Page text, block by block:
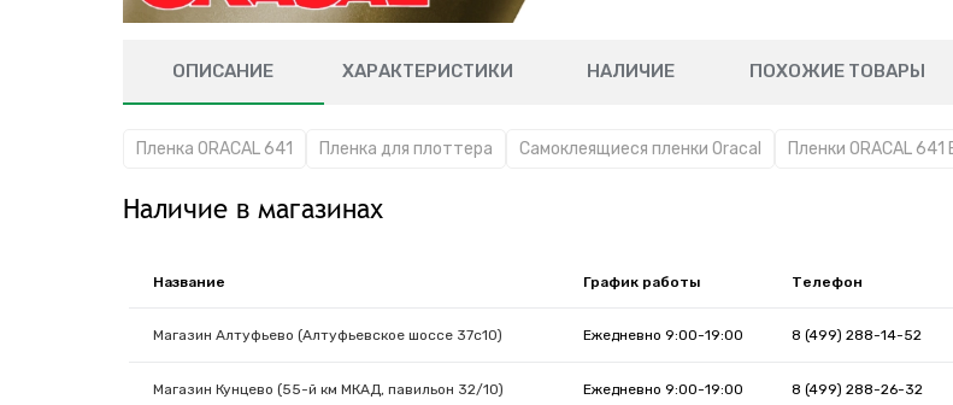
ОПИСАНИЕ ХАРАКТЕРИСТИКИ НАЛИЧИЕ ПОХОЖИЕ ТОВАРЫ
Пленка ORACAL 641 Пленка для плоттера Самоклеящиеся пленки Oracal Пленки ORACAL 641
Наличие в магазинах
Название График работы Телефон
Магазин Алтуфьево (Алтуфьевское шоссе 37с10) Ежедневно 9:00-19:00 8 (499) 288-14-52
Магазин Кунцево (55-й км МКАД, павильон 32/10) Ежедневно 9:00-19:00 8 (499) 288-26-32